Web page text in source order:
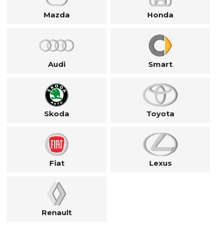
Mazda Honda
Audi Smart
Skoda Toyota
Fiat Lexus
Renault